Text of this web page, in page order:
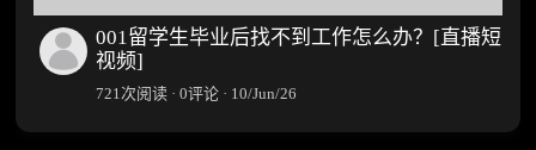
001留学生毕业后找不到工作怎么办？[直播短
视频]
721次阅读 · 0评论 · 10/Jun/26